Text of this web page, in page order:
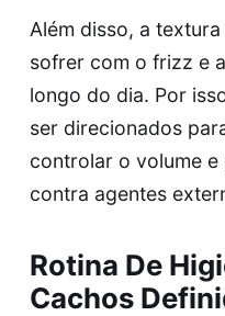
Além disso, a
sofrer com o frizz e
longo do dia. Por
ser direcionados
controlar o volume
contra agentes
Rotina De
Cachos